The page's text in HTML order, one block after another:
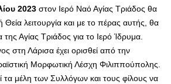
2023 στον Ιερό Ναό Αγίας Τριάδος θα
Θεία λειτουργία και με το πέρας αυτής, θα
Αγίας Τριάδος για το Ιερό Ίδρυμα.
στη Λάρισα έχει ορισθεί από την
Μορφωτική Λέσχη Φιλιππούπολης.
μέλη των Συλλόγων και τους φίλους να